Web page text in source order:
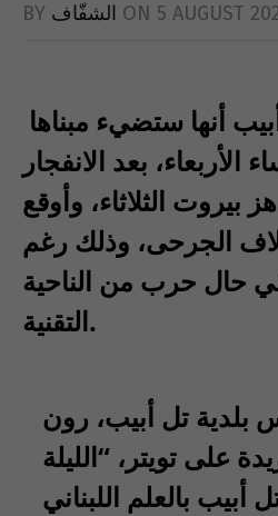
BY الشفّاف ON 5 AUGUST
الأربعاء، بعد الانفجار
بيروت الثلاثاء، وأوقع
الجرحى، وذلك رغم
حال حرب من الناحية
التقنية.
بلدية تل أبيب، رون
على تويتر، “الليلة